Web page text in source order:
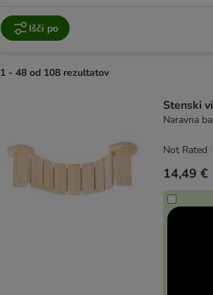
Išči po
1 - 48 od 108 rezultatov
Stenski
Naravna
14,49 €
Not Rated